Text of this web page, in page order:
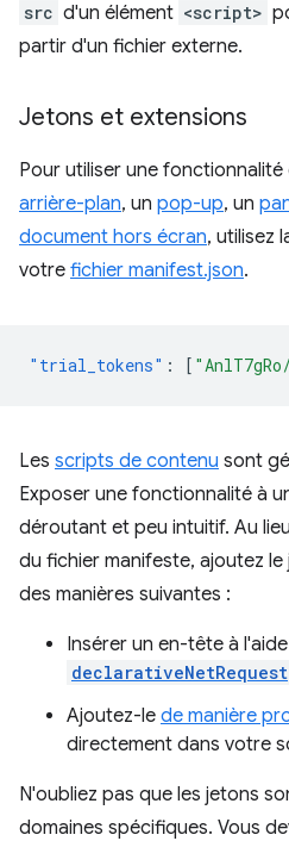
src d'un élément <script>
partir d'un fichier externe.
Jetons et extensions
Pour utiliser une fonctionnalité
arrière-plan, un pop-up, un
document hors écran, utilisez
votre fichier manifest.json.
"trial_tokens" : [
Les scripts de contenu sont
Exposer une fonctionnalité à
déroutant et peu intuitif. Au
du fichier manifeste, ajoutez
des manières suivantes :
Insérer un en-tête à
declarativeNetRequest
Ajoutez-le de manière
directement dans votre
N'oubliez pas que les jetons
domaines spécifiques. Vous